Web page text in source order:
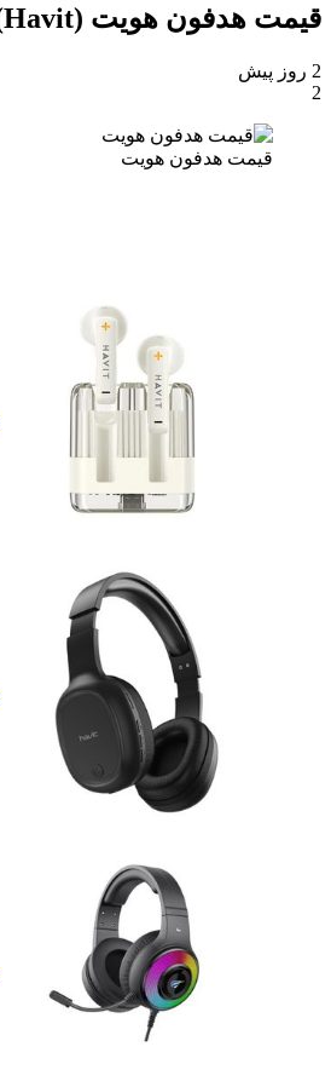
قیمت هدفون هویت (Havit) امروز 15 مرداد 1405
2 روز پیش
2
قیمت هدفون هویت